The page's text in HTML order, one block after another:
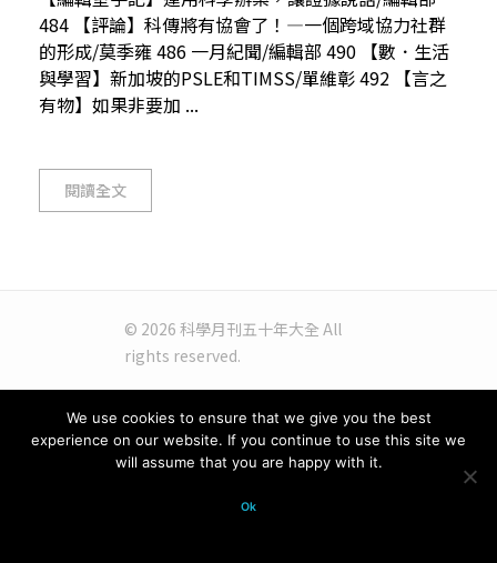
484 【評論】科傳將有協會了！—一個跨域協力社群
的形成/莫季雍 486 一月紀聞/編輯部 490 【數．生活
與學習】新加坡的PSLE和TIMSS/單維彰 492 【言之
有物】如果非要加 ...
閱讀全文
© 2026 科學月刊五十年大全 All
rights reserved.
We use cookies to ensure that we give you the best
experience on our website. If you continue to use this site we
will assume that you are happy with it.
Ok